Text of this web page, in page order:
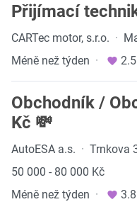
Přijímací
CARTec motor, s.r.o. ·
Méně než týden · 2.5
Obchodník /
Kč 💸
AutoESA a.s. · Trnkova
50 000 - 80 000 Kč
Méně než týden · 3.8